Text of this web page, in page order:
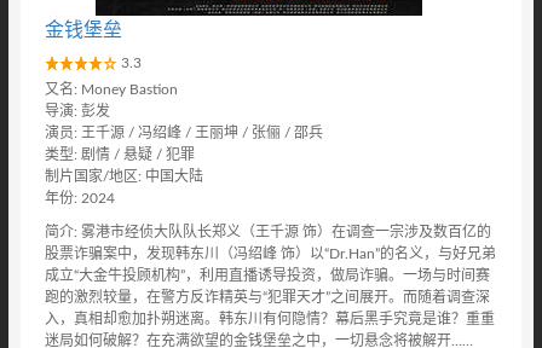
金钱堡垒
3.3
又名: Money Bastion
导演: 彭发
演员: 王千源 / 冯绍峰 / 王丽坤 / 张俪 / 邵兵
类型: 剧情 / 悬疑 / 犯罪
制片国家/地区: 中国大陆
年份: 2024
简介: 雾港市经侦大队队长郑义（王千源 饰）在调查一宗涉及数百亿的
股票诈骗案中，发现韩东川（冯绍峰 饰）以“Dr.Han”的名义，与好兄弟
成立“大金牛投顾机构”，利用直播诱导投资，做局诈骗。一场与时间赛
跑的激烈较量，在警方反诈精英与“犯罪天才”之间展开。而随着调查深
入，真相却愈加扑朔迷离。韩东川有何隐情？幕后黑手究竟是谁？重重
迷局如何破解？在充满欲望的金钱堡垒之中，一切悬念将被解开……